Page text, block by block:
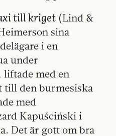
till kriget (Lind &
sina
i en
under
med en
till den burmesiska
med
Kapuściński i
Det är gott om bra